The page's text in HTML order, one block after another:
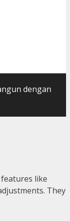
dengan
like
They